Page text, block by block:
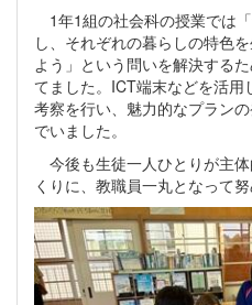
1年1組の社会科の授業では
し、それぞれの暮らしの特色
よう」という問いを解決する
てました。ICT端末などを活用
考察を行い、魅力的なプラン
でいました。
今後も生徒一人ひとりが主
くりに、教職員一丸となって努